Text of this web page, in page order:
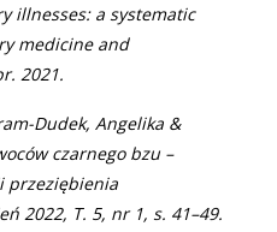
illnesses: a systematic
medicine and
2021.
Dudek, Angelika &
czarnego bzu –
przeziębienia
2022, T. 5, nr 1, s. 41–49.